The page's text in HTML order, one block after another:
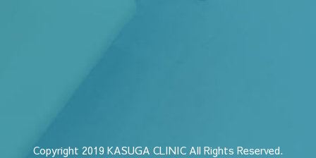
Copyright 2019 KASUGA CLINIC All Rights Reserved.